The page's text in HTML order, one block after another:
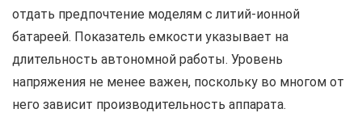
отдать предпочтение моделям с литий-ионной
батареей. Показатель емкости указывает на
длительность автономной работы. Уровень
напряжения не менее важен, поскольку во многом от
него зависит производительность аппарата.